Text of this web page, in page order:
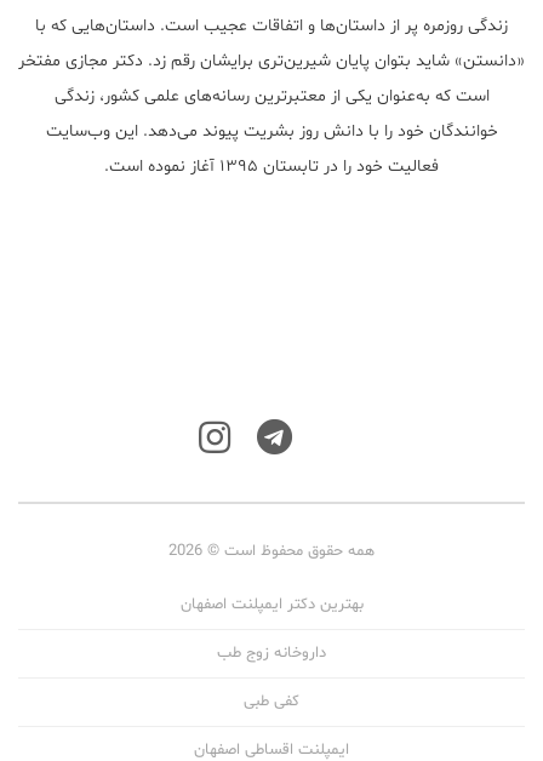
زندگی روزمره پر از داستان‌ها و اتفاقات عجیب است. داستان‌هایی که با
«دانستن» شاید بتوان پایان شیرین‌تری برایشان رقم زد. دکتر مجازی مفتخر
است که به‌عنوان یکی از معتبر‌ترین رسانه‌های علمی کشور، زندگی
خوانندگان خود را با دانش روز بشریت پیوند می‌دهد. این وب‌سایت
فعالیت خود را در تابستان ۱۳۹۵ آغاز نموده است.
همه حقوق محفوظ است © 2026
بهترین دکتر ایمپلنت اصفهان
داروخانه زوج طب
کفی طبی
ایمپلنت اقساطی اصفهان